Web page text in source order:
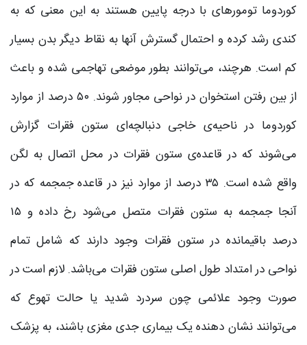
کوردوما تومورهای با درجه پایین هستند به این معنی که به
کندی رشد کرده و احتمال گسترش آنها به نقاط دیگر بدن بسیار
کم است. هرچند، می‌توانند بطور موضعی تهاجمی شده و باعث
از بین رفتن استخوان در نواحی مجاور شوند. ۵۰ درصد از موارد
کوردوما در ناحیه‌ی خاجی دنبالچه‌ای ستون فقرات گزارش
می‌شوند که در قاعده‌ی ستون فقرات در محل اتصال به لگن
واقع شده است. ۳۵ درصد از موارد نیز در قاعده جمجمه که در
آنجا جمجمه به ستون فقرات متصل می‌شود رخ داده و ۱۵
درصد باقیمانده در ستون فقرات وجود دارند که شامل تمام
نواحی در امتداد طول اصلی ستون فقرات می‌باشد. لازم است در
صورت وجود علائمی چون سردرد شدید یا حالت تهوع که
می‌توانند نشان دهنده یک بیماری جدی مغزی باشند، به پزشک